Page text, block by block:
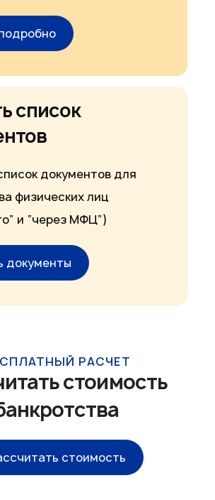
список
документов для
физических лиц
и “через МФЦ”)
документы
РАСЧЕТ
стоимость
стоимость